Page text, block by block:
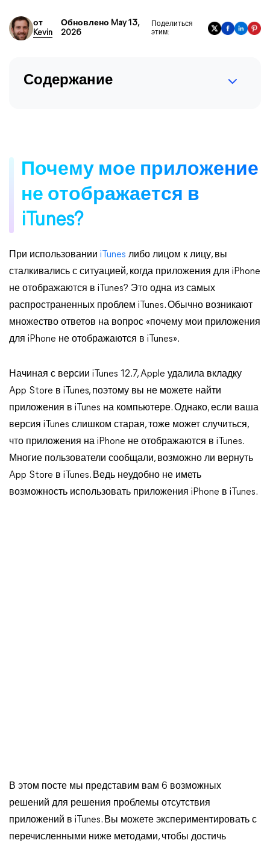
от
Kevin
Обновлено May 13,
2026
Поделиться
этим:
Содержание
Почему мое приложение
не отображается в
iTunes?
При использовании iTunes либо лицом к лицу, вы
сталкивались с ситуацией, когда приложения для iPhone
не отображаются в iTunes? Это одна из самых
распространенных проблем iTunes. Обычно возникают
множество ответов на вопрос «почему мои приложения
для iPhone не отображаются в iTunes».
Начиная с версии iTunes 12.7, Apple удалила вкладку
App Store в iTunes, поэтому вы не можете найти
приложения в iTunes на компьютере. Однако, если ваша
версия iTunes слишком старая, тоже может случиться,
что приложения на iPhone не отображаются в iTunes.
Многие пользователи сообщали, возможно ли вернуть
App Store в iTunes. Ведь неудобно не иметь
возможность использовать приложения iPhone в iTunes.
В этом посте мы представим вам 6 возможных
решений для решения проблемы отсутствия
приложений в iTunes. Вы можете экспериментировать с
перечисленными ниже методами, чтобы достичь